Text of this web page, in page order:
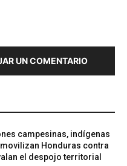
UN COMENTARIO
campesinas, indígenas
Honduras contra
el despojo territorial